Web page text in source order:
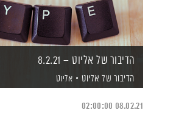
הדיבור של אליוט – 8.2.21
הדיבור של אליוט אליוט
08.02.21
02:00:00